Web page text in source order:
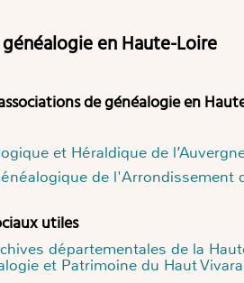
généalogie en Haute-Loire
associations de généalogie en
et Héraldique de
de l'Arrondissement
utiles
départementales de la
et Patrimoine du Haut